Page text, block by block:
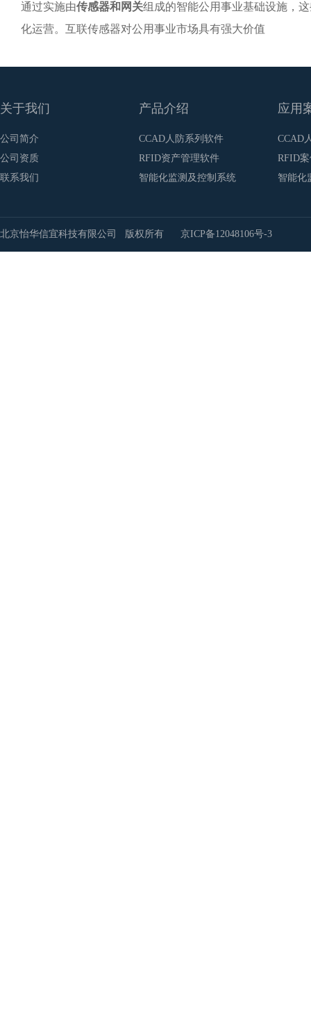
通过实施由传感器和网关组成的智能公用事业基础设施，
化运营。互联传感器对公用事业市场具有强大价值
关于我们 产品介绍 应用
公司简介
公司资质
联系我们
CCAD人防系列软件
RFID资产管理软件
智能化监测及控制系统
CCAD
RFID
智能化
北京怡华信宜科技有限公司 版权所有 京ICP备12048106号-3